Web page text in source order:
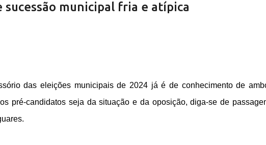
sucessão municipal fria e atípica
das eleições municipais de 2024 já é de conhecimento de
pré-candidatos seja da situação e da oposição, diga-se de